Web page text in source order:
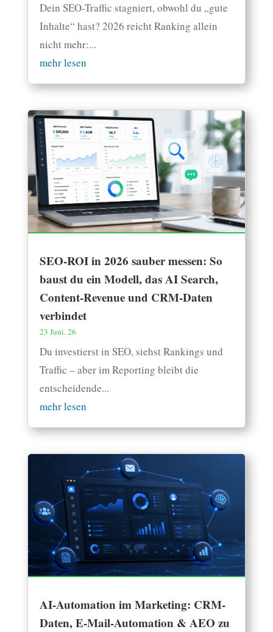
Dein SEO-Traffic stagniert, obwohl du „gute
Inhalte“ hast? 2026 reicht Ranking allein
nicht mehr:...
mehr lesen
SEO-ROI in 2026 sauber messen: So
baust du ein Modell, das AI Search,
Content-Revenue und CRM-Daten
verbindet
23 Juni. 26
Du investierst in SEO, siehst Rankings und
Traffic – aber im Reporting bleibt die
entscheidende...
mehr lesen
AI-Automation im Marketing: CRM-
Daten, E-Mail-Automation & AEO zu